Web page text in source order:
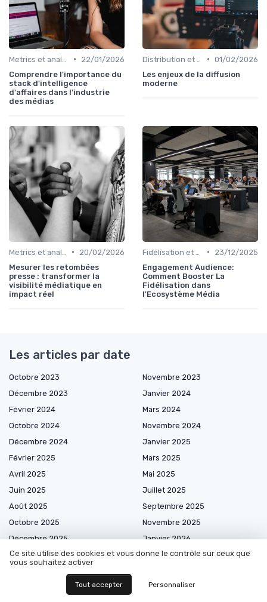
•
22/01/2026
Comprendre l'importance du
stack d'intelligence
d'affaires dans l'industrie
des médias
• 01/02/2026
Les enjeux de la diffusion
moderne
•
20/02/2026
Mesurer les retombées
presse : transformer la
visibilité médiatique en
impact réel
•
23/12/2025
Engagement Audience:
Comment Booster La
Fidélisation dans
l'Ecosystème Média
Les articles par date
Octobre 2023
Novembre 2023
Décembre 2023
Janvier 2024
Février 2024
Mars 2024
Octobre 2024
Novembre 2024
Décembre 2024
Janvier 2025
Février 2025
Mars 2025
Avril 2025
Mai 2025
Juin 2025
Juillet 2025
Août 2025
Septembre 2025
Octobre 2025
Novembre 2025
Décembre 2025
Janvier 2026
Février 2026
Mars 2026
Juillet 2026
Ce site utilise des cookies et vous donne le contrôle sur ceux que
vous souhaitez activer
Tout accepter Personnaliser